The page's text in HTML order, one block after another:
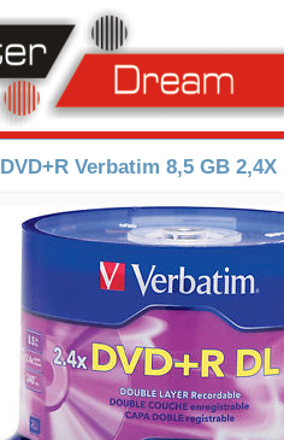
DVD+R Verbatim 8,5 GB